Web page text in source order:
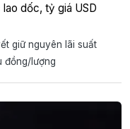
dốc, tỷ giá USD
giữ nguyên lãi suất
đồng/lượng